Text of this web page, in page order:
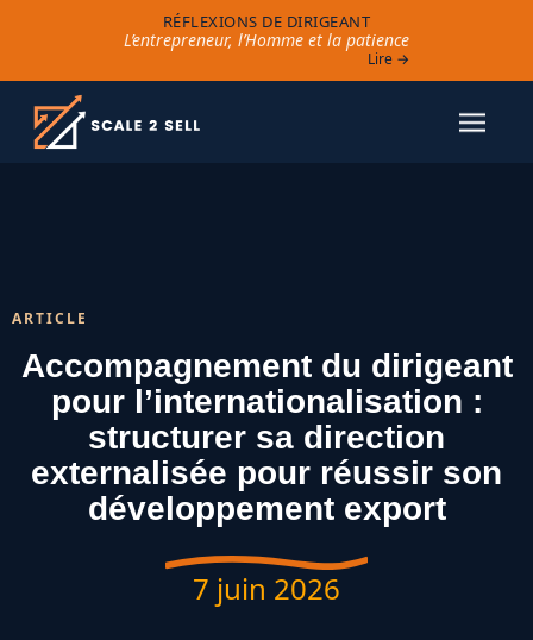
RÉFLEXIONS DE DIRIGEANT
L’entrepreneur, l’Homme et la patience
Lire →
ARTICLE
Accompagnement du dirigeant
pour l’internationalisation :
structurer sa direction
externalisée pour réussir son
développement export
7 juin 2026